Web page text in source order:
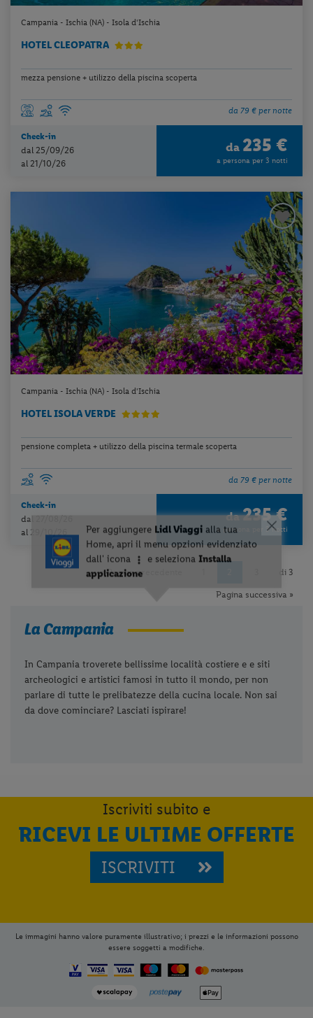
Campania - Ischia (NA) - Isola d'Ischia
HOTEL CLEOPATRA
mezza pensione + utilizzo della piscina scoperta
da 79 € per notte
Check-in
dal 25/09/26
al 21/10/26
da 235 €
a persona per 3 notti
Campania - Ischia (NA) - Isola d'Ischia
HOTEL ISOLA VERDE
pensione completa + utilizzo della piscina termale scoperta
da 79 € per notte
Check-in
dal 27/08/26
al 29/10/26
da235 €
a persona per 3 notti
« Pagina precedente di 3
Pagina successiva »
La Campania
In Campania troverete bellissime località costiere e e siti
archeologici e artistici famosi in tutto il mondo, per non
parlare di tutte le prelibatezze della cucina locale. Non sai
da dove cominciare? Lasciati ispirare!
Iscriviti subito e
RICEVI LE ULTIME OFFERTE
ISCRIVITI
Le immagini hanno valore puramente illustrativo; i prezzi e le informazioni possono
essere soggetti a modifiche.